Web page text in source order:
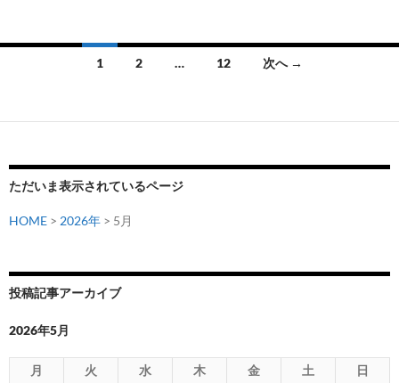
詐
キ
純
ナ
ゲ
ー
ョ
1 2 … 12 次へ →
ただいま表示されているページ
HOME > 2026年 > 5月
投稿記事アーカイブ
2026年5月
月 火 水 木 金 土
日